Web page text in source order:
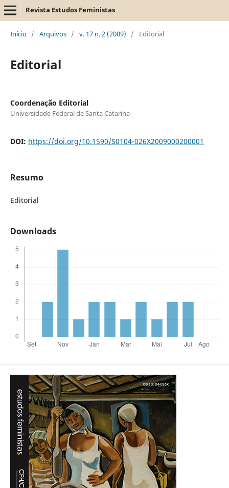
Revista Estudos Feministas
Início / Arquivos / v. 17 n. 2 (2009) / Editorial
Editorial
Coordenação Editorial
Universidade Federal de Santa Catarina
DOI: https://doi.org/10.1590/S0104-026X2009000200001
Resumo
Editorial
Downloads